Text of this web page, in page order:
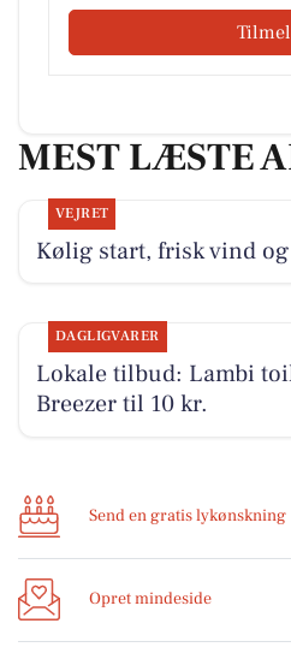
MEST LÆSTE
VEJRET
Kølig start, frisk vind
DAGLIGVARER
Lokale tilbud: Lambi
Breezer til 10 kr.
Send en gratis lykønskning
Opret mindeside